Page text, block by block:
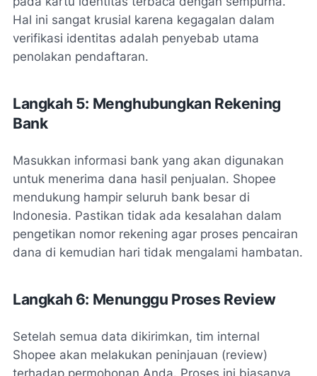
Hal ini sangat krusial karena kegagalan dalam
verifikasi identitas adalah penyebab utama
penolakan pendaftaran.
Langkah 5: Menghubungkan Rekening
Bank
Masukkan informasi bank yang akan digunakan
untuk menerima dana hasil penjualan. Shopee
mendukung hampir seluruh bank besar di
Indonesia. Pastikan tidak ada kesalahan dalam
pengetikan nomor rekening agar proses pencairan
dana di kemudian hari tidak mengalami hambatan.
Langkah 6: Menunggu Proses Review
Setelah semua data dikirimkan, tim internal
Shopee akan melakukan peninjauan (review)
terhadap permohonan Anda. Proses ini biasanya